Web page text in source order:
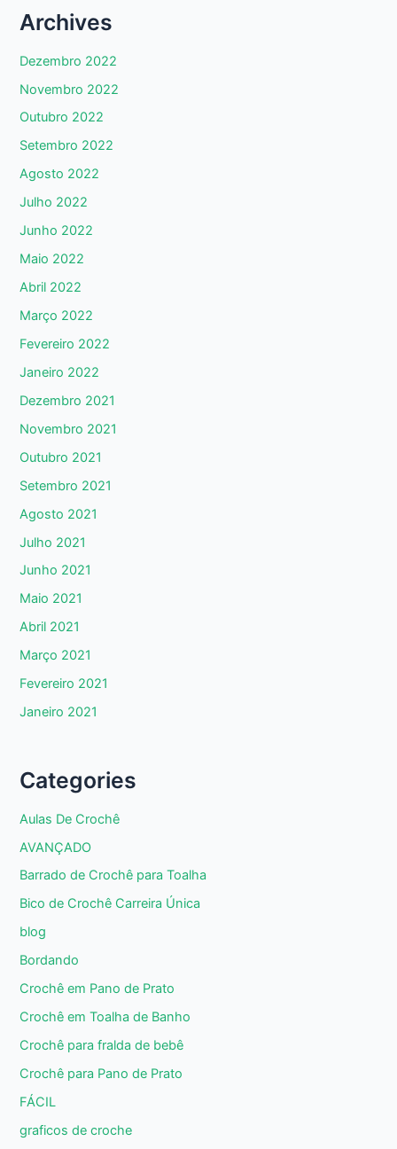
Archives
Dezembro 2022
Novembro 2022
Outubro 2022
Setembro 2022
Agosto 2022
Julho 2022
Junho 2022
Maio 2022
Abril 2022
Março 2022
Fevereiro 2022
Janeiro 2022
Dezembro 2021
Novembro 2021
Outubro 2021
Setembro 2021
Agosto 2021
Julho 2021
Junho 2021
Maio 2021
Abril 2021
Março 2021
Fevereiro 2021
Janeiro 2021
Categories
Aulas De Crochê
AVANÇADO
Barrado de Crochê para Toalha
Bico de Crochê Carreira Única
blog
Bordando
Crochê em Pano de Prato
Crochê em Toalha de Banho
Crochê para fralda de bebê
Crochê para Pano de Prato
FÁCIL
graficos de croche